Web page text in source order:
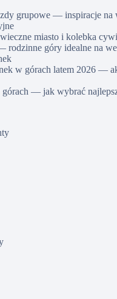
grupowe — inspiracje na
miasto i kolebka
rodzinne góry idealne na
w górach latem 2026 —
— jak wybrać